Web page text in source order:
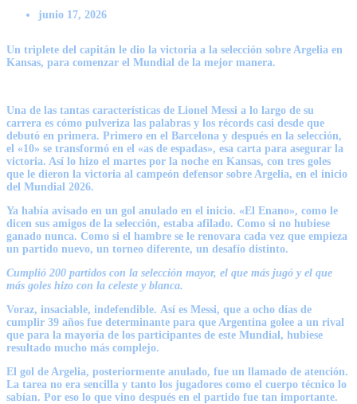
junio 17, 2026
Un triplete del capitán le dio la victoria a la selección sobre Argelia en
Kansas, para comenzar el Mundial de la mejor manera.
Una de las tantas características de Lionel Messi a lo largo de su
carrera es cómo pulveriza las palabras y los récords casi desde que
debutó en primera. Primero en el Barcelona y después en la selección,
el «10» se transformó en el «as de espadas», esa carta para asegurar la
victoria. Así lo hizo el martes por la noche en Kansas, con tres goles
que le dieron la victoria al campeón defensor sobre Argelia, en el inicio
del Mundial 2026.
Ya había avisado en un gol anulado en el inicio. «El Enano», como le
dicen sus amigos de la selección, estaba afilado. Como si no hubiese
ganado nunca. Como si el hambre se le renovara cada vez que empieza
un partido nuevo, un torneo diferente, un desafío distinto.
Cumplió 200 partidos con la selección mayor, el que más jugó y el que
más goles hizo con la celeste y blanca.
Voraz, insaciable, indefendible. Así es Messi, que a ocho días de
cumplir 39 años fue determinante para que Argentina golee a un rival
que para la mayoría de los participantes de este Mundial, hubiese
resultado mucho más complejo.
El gol de Argelia, posteriormente anulado, fue un llamado de atención.
La tarea no era sencilla y tanto los jugadores como el cuerpo técnico lo
sabían. Por eso lo que vino después en el partido fue tan importante.